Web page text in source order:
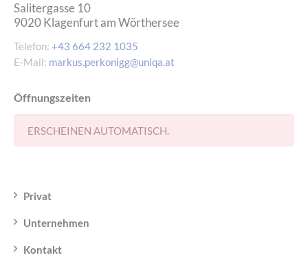
Salitergasse 10
9020Klagenfurt am Wörthersee
Telefon: +43 664 232 1035
E-Mail: markus.perkonigg@uniqa.at
Öffnungszeiten
ERSCHEINEN AUTOMATISCH.
Privat
Unternehmen
Kontakt